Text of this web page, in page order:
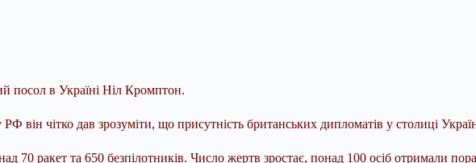
посол в Україні Ніл Кромптон.
він чітко дав зрозуміти, що присутність британських дипломатів у столиці
70 ракет та 650 безпілотників. Число жертв зростає, понад 100 осіб отримали